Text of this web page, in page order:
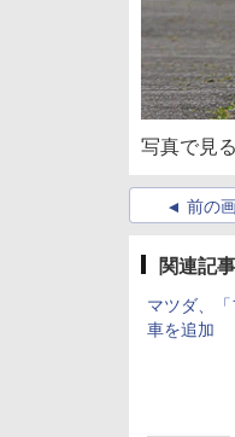
写真で見
前の
関連記事
マツダ、
車を追加